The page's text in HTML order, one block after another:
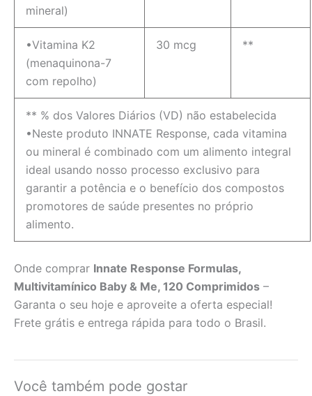
mineral)
•Vitamina K2
(menaquinona-7
com repolho)
30 mcg **
** % dos Valores Diários (VD) não estabelecida
•Neste produto INNATE Response, cada vitamina
ou mineral é combinado com um alimento integral
ideal usando nosso processo exclusivo para
garantir a potência e o benefício dos compostos
promotores de saúde presentes no próprio
alimento.
Onde comprar Innate Response Formulas,
Multivitamínico Baby & Me, 120 Comprimidos –
Garanta o seu hoje e aproveite a oferta especial!
Frete grátis e entrega rápida para todo o Brasil.
Você também pode gostar